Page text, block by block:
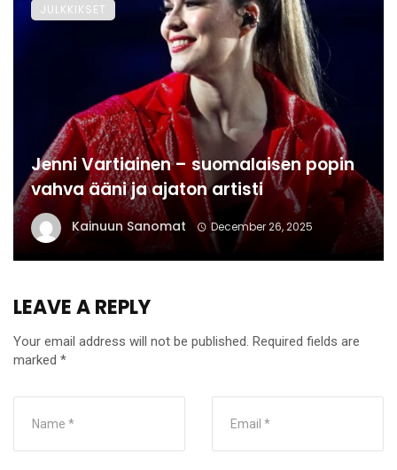
Jenni Vartiainen – suomalaisen popin
vahva ääni ja ajaton artisti
Kainuun Sanomat December 26, 2025
JULKKIKSET
LEAVE A REPLY
Your email address will not be published. Required fields are
marked *